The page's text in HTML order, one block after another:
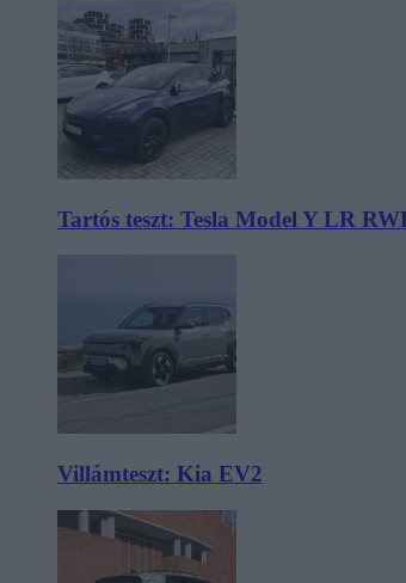
Tartós teszt: Tesla Model Y LR
Villámteszt: Kia EV2